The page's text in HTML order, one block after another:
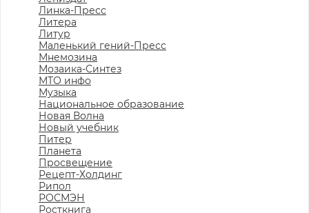
Линка-Пресс
Литера
Литур
Маленький гений-Пресс
Мнемозина
Мозаика-Синтез
МТО инфо
Музыка
Национальное образование
Новая Волна
Новый учебник
Питер
Планета
Просвещение
Рецепт-Холдинг
Рипол
РОСМЭН
Росткнига